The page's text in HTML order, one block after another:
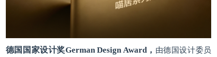
德国国家设计奖German Design Award， 由德国设计委员